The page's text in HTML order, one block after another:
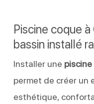
Piscine coque
bassin installé
Installer une
permet de créer un
esthétique,